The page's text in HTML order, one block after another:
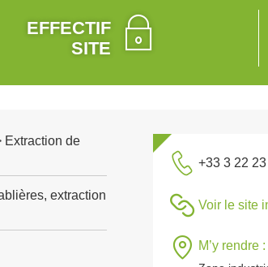
EFFECTIF
SITE
Extraction de
extraction
+33 3 22
Voir le site
M’y rendre :